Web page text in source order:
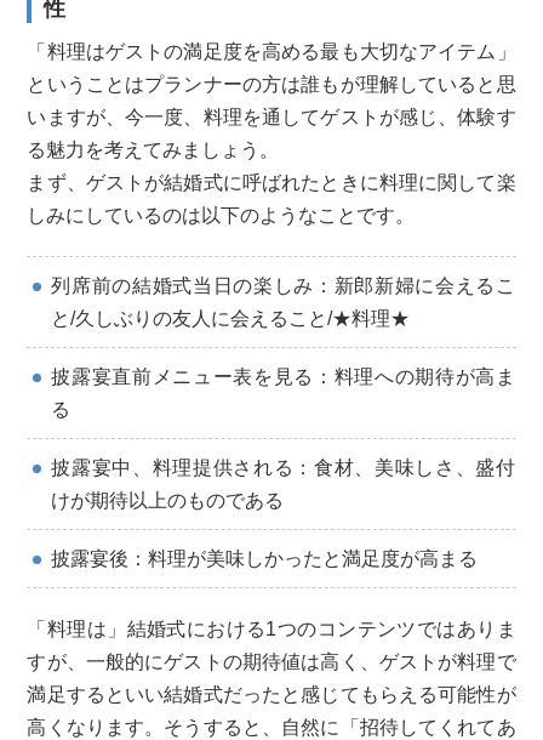
性
「料理はゲストの満足度を高める最も大切なアイテム」
ということはプランナーの方は誰もが理解していると思
いますが、今一度、料理を通してゲストが感じ、体験す
る魅力を考えてみましょう。
まず、ゲストが結婚式に呼ばれたときに料理に関して楽
しみにしているのは以下のようなことです。
列席前の結婚式当日の楽しみ：新郎新婦に会えるこ
と/久しぶりの友人に会えること/★料理★
披露宴直前メニュー表を見る：料理への期待が高ま
る
披露宴中、料理提供される：食材、美味しさ、盛付
けが期待以上のものである
披露宴後：料理が美味しかったと満足度が高まる
「料理は」結婚式における1つのコンテンツではありま
すが、一般的にゲストの期待値は高く、ゲストが料理で
満足するといい結婚式だったと感じてもらえる可能性が
高くなります。そうすると、自然に「招待してくれてあ